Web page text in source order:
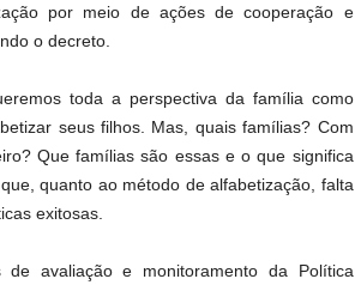
por meio de ações de cooperação e
o decreto.
toda a perspectiva da família como
seus filhos. Mas, quais famílias? Com
Que famílias são essas e o que significa
quanto ao método de alfabetização, falta
exitosas.
avaliação e monitoramento da Política